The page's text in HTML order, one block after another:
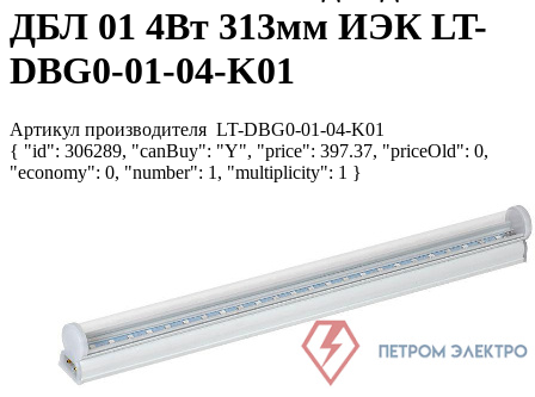
ДБЛ 01 4Вт 313мм ИЭК LT-
DBG0-01-04-K01
Артикул производителя LT-DBG0-01-04-K01
{ "id": 306289, "canBuy": "Y", "price": 397.37, "priceOld": 0,
"economy": 0, "number": 1, "multiplicity": 1 }